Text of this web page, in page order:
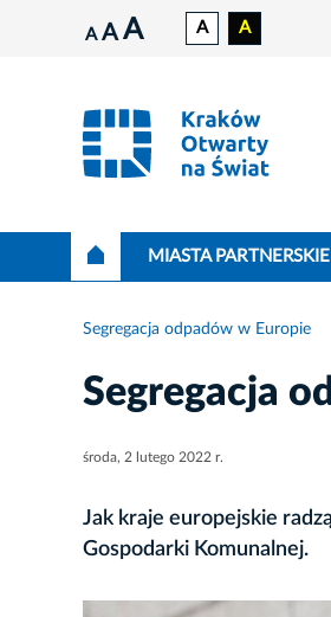
A A A A A
MIASTA PARTNERSKIE
Segregacja odpadów w Europie
Segregacja
środa, 2 lutego 2022 r.
Jak kraje europejskie
Gospodarki Komunalnej.